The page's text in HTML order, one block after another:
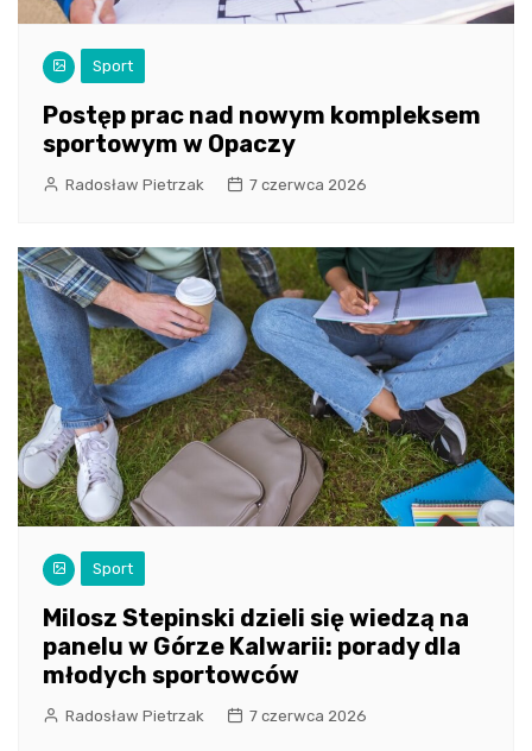
Sport
Postęp prac nad nowym kompleksem
sportowym w Opaczy
Radosław Pietrzak 7 czerwca 2026
Sport
Milosz Stepinski dzieli się wiedzą na
panelu w Górze Kalwarii: porady dla
młodych sportowców
Radosław Pietrzak 7 czerwca 2026